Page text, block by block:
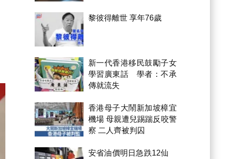
黎彼得離世 享年76歲
新一代香港移民鼓勵子女
學習廣東話 學者：不承
傳就流失
香港母子大鬧新加坡樟宜
機場 母親遭兒踢踹反咬警
察 二人齊被判囚
安省油價明日急跌12仙